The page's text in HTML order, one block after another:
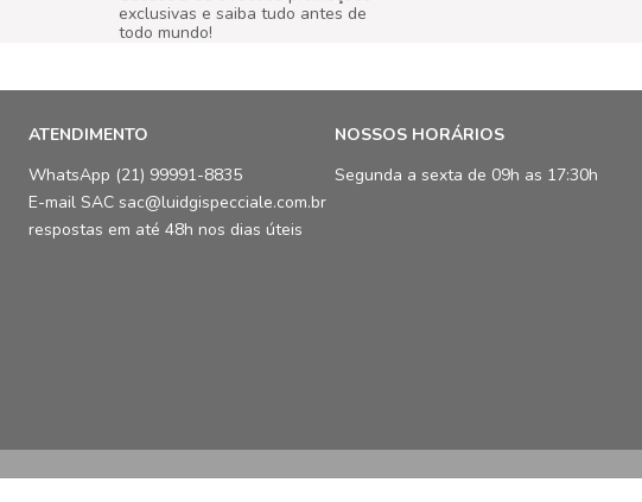
exclusivas e saiba tudo antes de
todo mundo!
ATENDIMENTO
WhatsApp (21) 99991-8835
E-mail SAC sac@luidgispecciale.com.br
respostas em até 48h nos dias úteis
NOSSOS HORÁRIOS
Segunda a sexta de 09h as 17:30h